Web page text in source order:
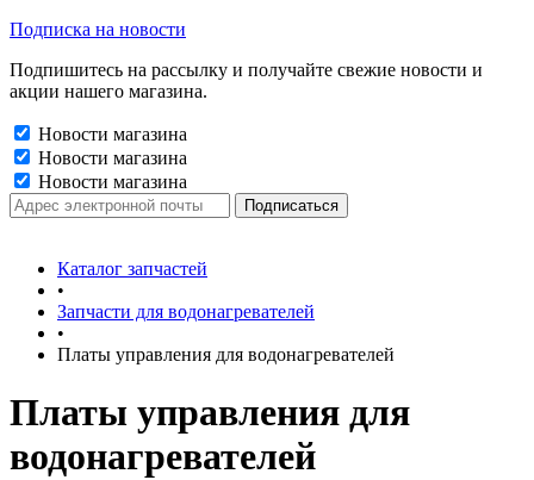
Подписка на новости
Подпишитесь на рассылку и получайте свежие новости и
акции нашего магазина.
Новости магазина
Новости магазина
Новости магазина
Каталог запчастей
•
Запчасти для водонагревателей
•
Платы управления для водонагревателей
Платы управления для
водонагревателей